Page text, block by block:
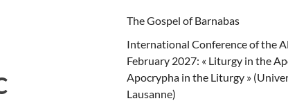
The Gospel of Barnabas
International Conference of the
February 2027: « Liturgy in the
Apocrypha in the Liturgy »
Lausanne)